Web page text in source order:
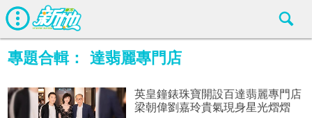
專題合輯： 達翡麗專門店
英皇鐘錶珠寶開設百達翡麗專門店
梁朝偉劉嘉玲貴氣現身星光熠熠